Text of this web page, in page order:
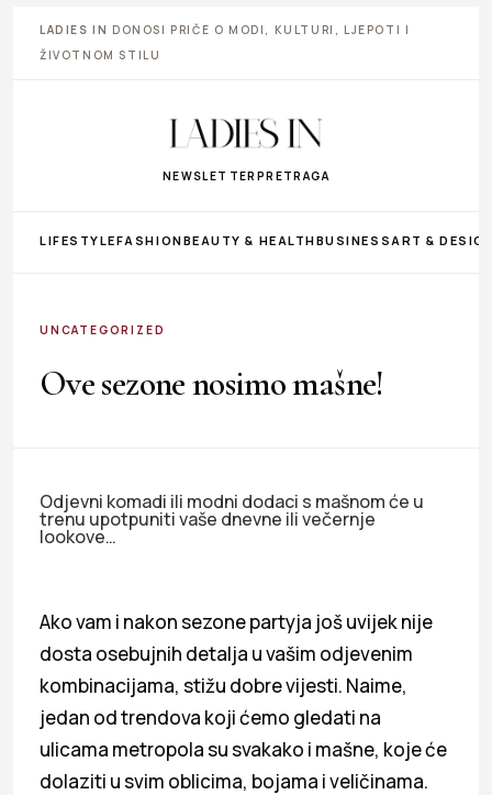
LADIES IN DONOSI PRIČE O MODI, KULTURI, LJEPOTI I
ŽIVOTNOM STILU
NEWSLETTER PRETRAGA
LIFESTYLEFASHIONBEAUTY & HEALTHBUSINESS ART &
UNCATEGORIZED
Ove sezone nosimo mašne!
Odjevni komadi ili modni dodaci s mašnom će u
trenu upotpuniti vaše dnevne ili večernje
lookove…
Ako vam i nakon sezone partyja još uvijek nije
dosta osebujnih detalja u vašim odjevenim
kombinacijama, stižu dobre vijesti. Naime,
jedan od trendova koji ćemo gledati na
ulicama metropola su svakako i mašne, koje će
dolaziti u svim oblicima, bojama i veličinama.